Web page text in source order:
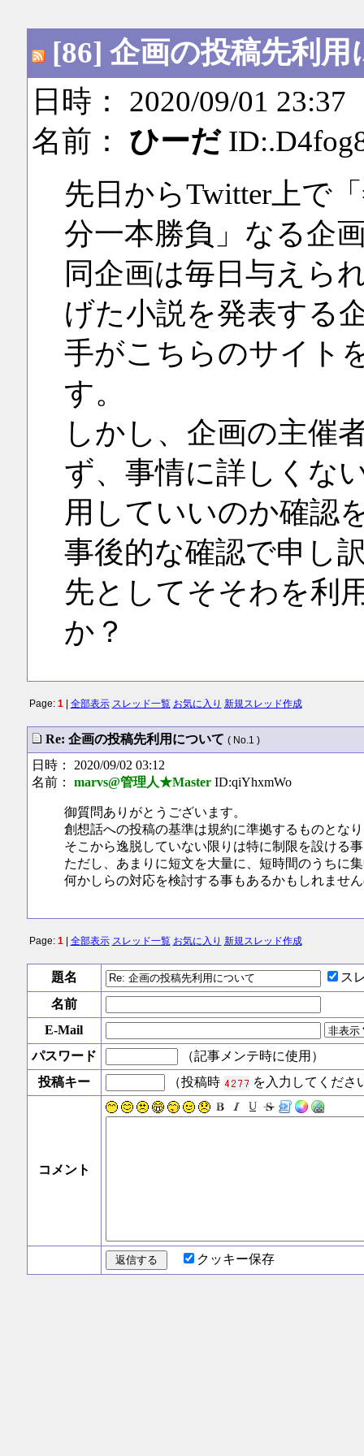
[86] 企画の投稿先利用
日時： 2020/09/01 23:37
名前： ひーだ
先日からTwitter上で
分一本勝負」なる企
同企画は毎日与えら
げた小説を発表する
手がこちらのサイト
す。
しかし、企画の主催
ず、事情に詳しくな
用していいのか確認
事後的な確認で申し
先としてそそわを利
か？
Page: 1| 全部表示 スレッド一覧 お気に入り 新規スレッド作成
Re: 企画の投稿先利用について ( No.1 )
日時： 2020/09/02 03:12
名前： marvs@管理人★MasterID:qiYhxmWo
御質問ありがとうございます。
創想話への投稿の基準は規約に準拠するものとな
そこから逸脱していない限りは特に制限を設ける
ただし、あまりに短文を大量に、短時間のうちに
何かしらの対応を検討する事もあるかもしれませ
Page: 1| 全部表示 スレッド一覧 お気に入り 新規スレッド作成
題名
ス
名前
E-Mail
パスワード
（記事メンテ時に使用）
投稿キー
（投稿時 を入力してくださ
コメント
クッキー保存